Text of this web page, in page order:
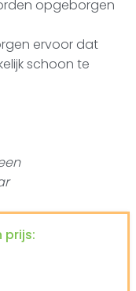
opgeborgen
ervoor dat
schoon te
prijs: